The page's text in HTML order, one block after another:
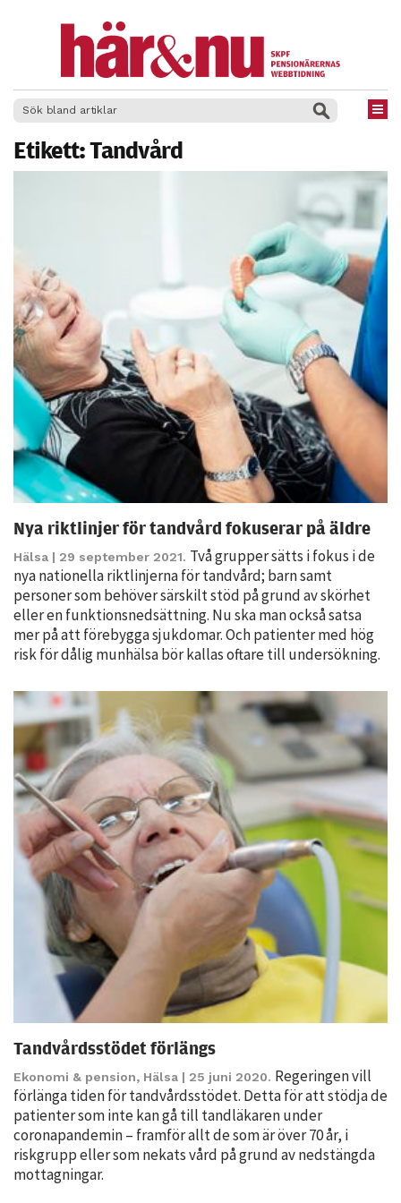
Etikett:Tandvård
Nya riktlinjer för tandvård fokuserar på äldre
Hälsa | 29 september 2021. Två grupper sätts i fokus i de
nya nationella riktlinjerna för tandvård; barn samt
personer som behöver särskilt stöd på grund av skörhet
eller en funktionsnedsättning. Nu ska man också satsa
mer på att förebygga sjukdomar. Och patienter med hög
risk för dålig munhälsa bör kallas oftare till undersökning.
Tandvårdsstödet förlängs
Ekonomi & pension, Hälsa | 25 juni 2020. Regeringen vill
förlänga tiden för tandvårdsstödet. Detta för att stödja de
patienter som inte kan gå till tandläkaren under
coronapandemin – framför allt de som är över 70 år, i
riskgrupp eller som nekats vård på grund av nedstängda
mottagningar.
Nödvändiga
Dessa kakor
går inte att
välja bort. De
att hemsidan
över huvud
taget ska
fungera.
Statistik
För att vi ska
kunna
förbättra
hemsidans
funktionalitet
och
uppbyggnad,
baserat på
hur hemsidan
Upplevelse
För att vår
hemsida ska
prestera så